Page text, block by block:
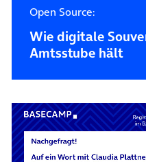
Open Source:
Wie digitale
Amtsstube hält